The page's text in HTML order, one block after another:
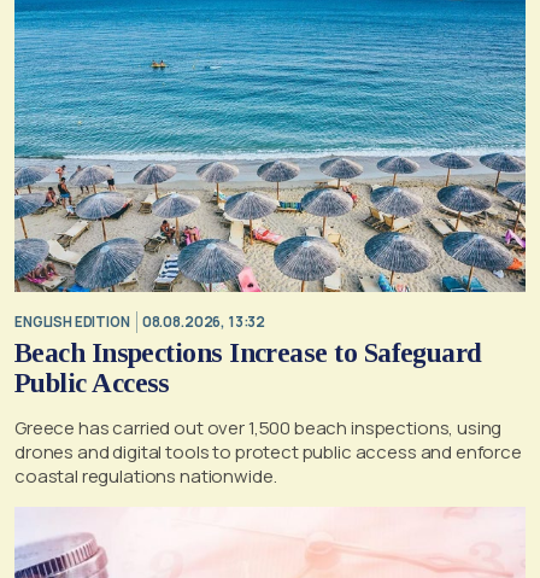
ENGLISH EDITION 08.08.2026, 13:32
Beach Inspections Increase to Safeguard
Public Access
Greece has carried out over 1,500 beach inspections, using
drones and digital tools to protect public access and enforce
coastal regulations nationwide.